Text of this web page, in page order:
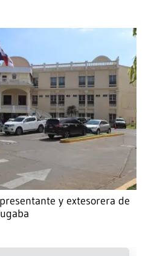
y extesorera de